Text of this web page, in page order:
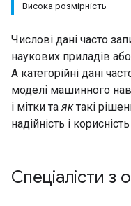
Висока розмірність
Числові дані часто
наукових приладів
А категорійні дані
моделі машинного
і мітки таяктакі
надійність і
Спеціалісти з